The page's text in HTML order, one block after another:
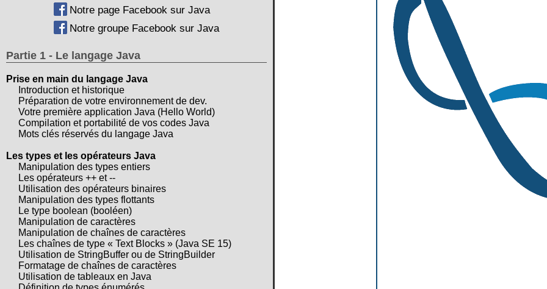
Notre page Facebook sur Java
Notre groupe Facebook sur Java
Partie 1 - Le langage Java
Prise en main du langage Java
Introduction et historique
Préparation de votre environnement de dev.
Votre première application Java (Hello World)
Compilation et portabilité de vos codes Java
Mots clés réservés du langage Java
Les types et les opérateurs Java
Manipulation des types entiers
Les opérateurs ++ et --
Utilisation des opérateurs binaires
Manipulation des types flottants
Le type boolean (booléen)
Manipulation de caractères
Manipulation de chaînes de caractères
Les chaînes de type « Text Blocks » (Java SE 15)
Utilisation de StringBuffer ou de StringBuilder
Formatage de chaînes de caractères
Utilisation de tableaux en Java